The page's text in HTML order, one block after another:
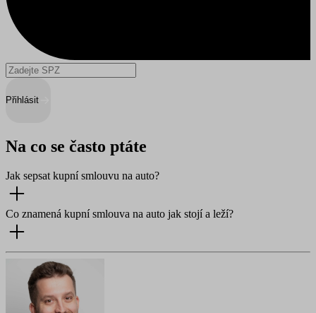
Přihlásit
Na co se často ptáte
Jak sepsat kupní smlouvu na auto?
Co znamená kupní smlouva na auto jak stojí a leží?